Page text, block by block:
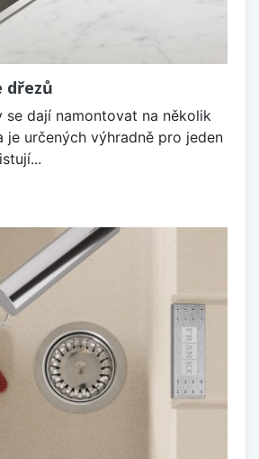
dřezů
se dají namontovat na několik
je určených výhradně pro jeden